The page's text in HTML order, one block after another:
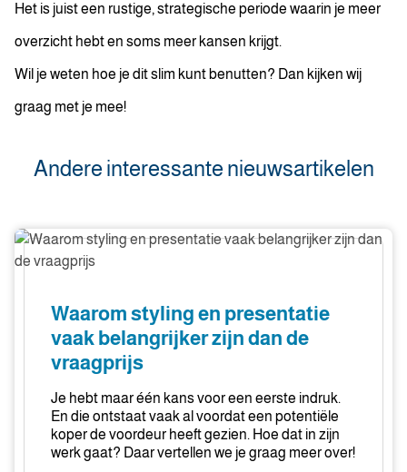
Het is juist een rustige, strategische periode waarin je meer
overzicht hebt en soms meer kansen krijgt.
Wil je weten hoe je dit slim kunt benutten? Dan kijken wij
graag met je mee!
Andere interessante nieuwsartikelen
Waarom
styling
presentatie
belangrijker
vraagprijs
Waarom styling en presentatie
vaak belangrijker zijn dan de
vraagprijs
Je hebt maar één kans voor een eerste indruk.
En die ontstaat vaak al voordat een potentiële
koper de voordeur heeft gezien. Hoe dat in zijn
werk gaat? Daar vertellen we je graag meer over!